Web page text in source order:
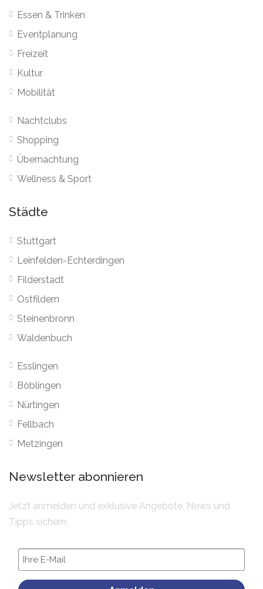
Essen & Trinken
Eventplanung
Freizeit
Kultur
Mobilität
Nachtclubs
Shopping
Übernachtung
Wellness & Sport
Städte
Stuttgart
Leinfelden-Echterdingen
Filderstadt
Ostfildern
Steinenbronn
Waldenbuch
Esslingen
Böblingen
Nürtingen
Fellbach
Metzingen
Newsletter abonnieren
Jetzt anmelden und exklusive Angebote, News und
Tipps sichern.